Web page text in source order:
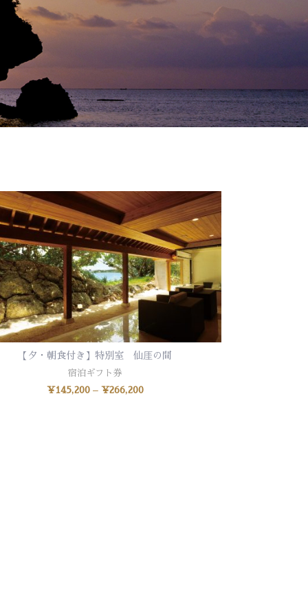
オプションを選択
【夕・朝食付き】特別室 仙厓の間
宿泊ギフト券
¥145,200– ¥266,200